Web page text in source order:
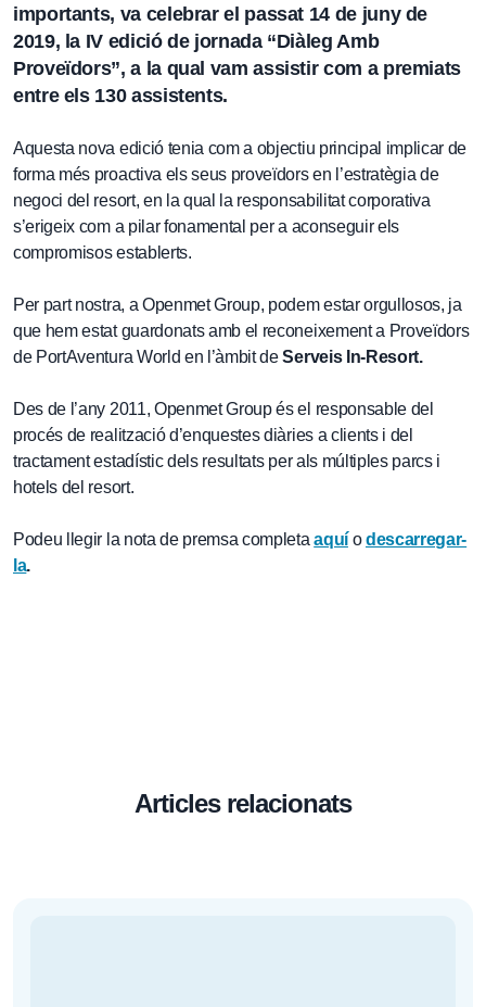
importants, va celebrar el passat 14 de juny de
2019, la IV edició de jornada “Diàleg Amb
Proveïdors”, a la qual vam assistir com a premiats
entre els 130 assistents.
Aquesta nova edició tenia com a objectiu principal implicar de
forma més proactiva els seus proveïdors en l’estratègia de
negoci del resort, en la qual la responsabilitat corporativa
s’erigeix com a pilar fonamental per a aconseguir els
compromisos establerts.
Per part nostra, a Openmet Group, podem estar orgullosos, ja
que hem estat guardonats amb el reconeixement a Proveïdors
de PortAventura World en l’àmbit deServeis In-Resort.
Des de l’any 2011, Openmet Group és el responsable del
procés de realització d’enquestes diàries a clients i del
tractament estadístic dels resultats per als múltiples parcs i
hotels del resort.
Podeu llegir la nota de premsa completaaquíodescarregar-
la.
Articles relacionats